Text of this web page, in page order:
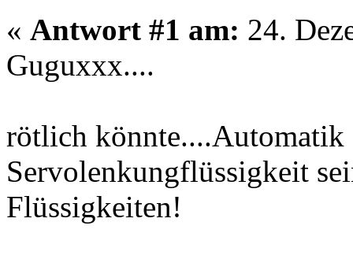
« Antwort #1 am: 24.
Guguxxx....
rötlich könnte....Automatik
Servolenkungflüssigkeit
Flüssigkeiten!